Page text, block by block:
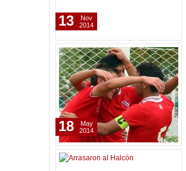
13
Nov
2014
18
May
2014